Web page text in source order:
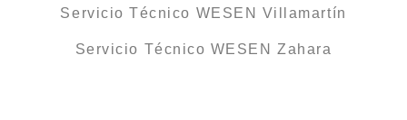
Servicio Técnico WESEN Villamartín
Servicio Técnico WESEN Zahara